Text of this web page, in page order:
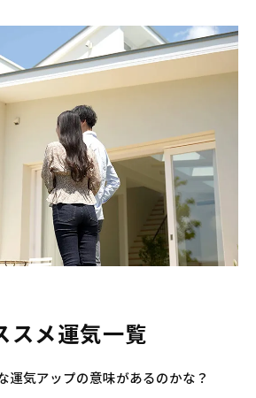
康運アップ
勝負運を高めることに貢献
合は人間関係に貢献
世運をサポート
びに悩むなら風水を取り入れる
よね
スメ運気一覧
運気アップの意味があるのかな？